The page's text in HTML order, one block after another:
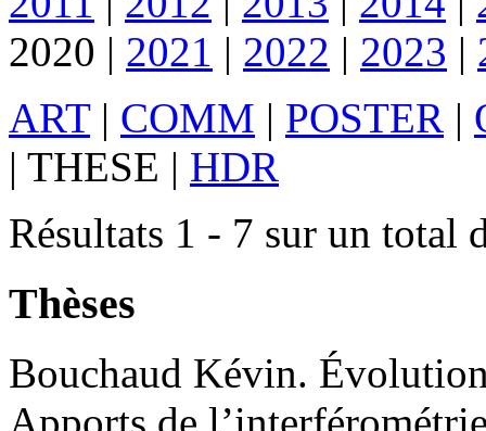
2020 | 2021 | 2022 | 2023 |
ART| COMM | POSTER |
| THESE | HDR
Résultats 1 - 7 sur un total
Thèses
Bouchaud Kévin.